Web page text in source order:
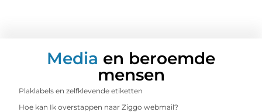
Media en beroemde
mensen
Plaklabels en zelfklevende etiketten
Hoe kan Ik overstappen naar Ziggo webmail?